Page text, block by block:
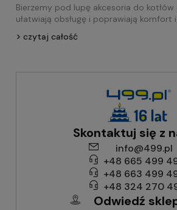
Bierzemy pod lupę akcesoria do
ułatwiają obsługę i poprawiają komfort
czytaj całość
Skontaktuj się z
info@499.pl
+48 665 499
+48 663 499
+48 324 270
Odwiedź